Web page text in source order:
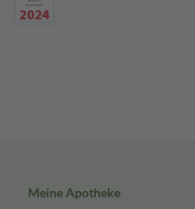
Meine Apotheke